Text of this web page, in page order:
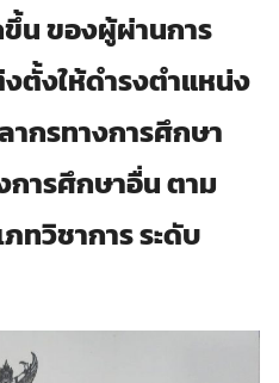
น ของผู้ผ่านการ
ตั้งให้ดำรงตำแหน่ง
ากรทางการศึกษา
ารศึกษาอื่น ตาม
ทวิชาการ ระดับ